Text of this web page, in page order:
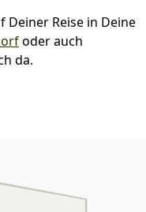
Deiner Reise in Deine
oder auch
da.